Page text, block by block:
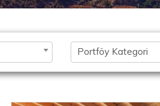
Portföy Kategori